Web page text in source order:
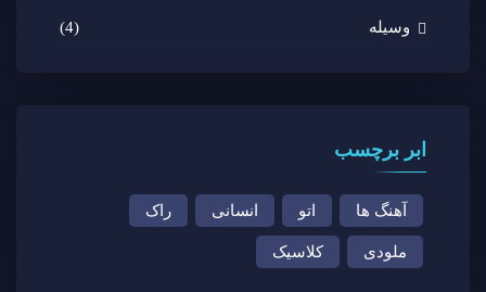
وسیله (4)
ابر برچسب
آهنگ ها اتو انسانی راک
ملودی کلاسیک